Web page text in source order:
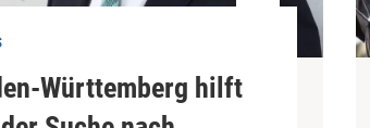
Württemberg hilft